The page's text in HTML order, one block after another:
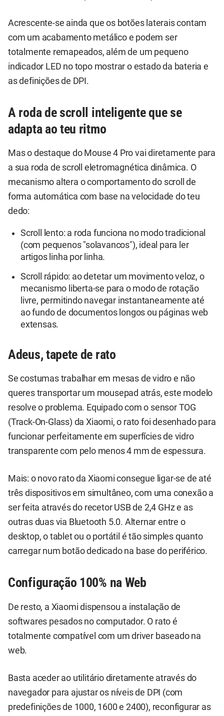
Acrescente-se ainda que os botões laterais contam
com um acabamento metálico e podem ser
totalmente remapeados, além de um pequeno
indicador LED no topo mostrar o estado da bateria e
as definições de DPI.
A roda de scroll inteligente que se
adapta ao teu ritmo
Mas o destaque do Mouse 4 Pro vai diretamente para
a sua roda de scroll eletromagnética dinâmica. O
mecanismo altera o comportamento do scroll de
forma automática com base na velocidade do teu
dedo:
Scroll lento: a roda funciona no modo tradicional
(com pequenos "solavancos"), ideal para ler
artigos linha por linha.
Scroll rápido: ao detetar um movimento veloz, o
mecanismo liberta-se para o modo de rotação
livre, permitindo navegar instantaneamente até
ao fundo de documentos longos ou páginas web
extensas.
Adeus, tapete de rato
Se costumas trabalhar em mesas de vidro e não
queres transportar um mousepad atrás, este modelo
resolve o problema. Equipado com o sensor TOG
(Track-On-Glass) da Xiaomi, o rato foi desenhado para
funcionar perfeitamente em superfícies de vidro
transparente com pelo menos 4 mm de espessura.
Mais: o novo rato da Xiaomi consegue ligar-se de até
três dispositivos em simultâneo, com uma conexão a
ser feita através do recetor USB de 2,4 GHz e as
outras duas via Bluetooth 5.0. Alternar entre o
desktop, o tablet ou o portátil é tão simples quanto
carregar num botão dedicado na base do periférico.
Configuração 100% na Web
De resto, a Xiaomi dispensou a instalação de
softwares pesados no computador. O rato é
totalmente compatível com um driver baseado na
web.
Basta aceder ao utilitário diretamente através do
navegador para ajustar os níveis de DPI (com
predefinições de 1000, 1600 e 2400), reconfigurar as